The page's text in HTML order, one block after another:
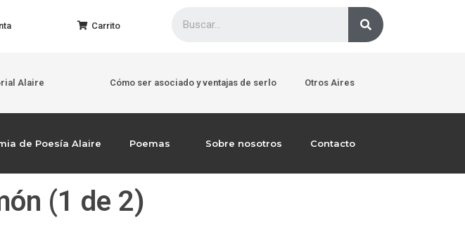
Carrito
Alaire Cómo ser asociado y ventajas de serlo Otros Aires
de Poesía Alaire Poemas Sobre nosotros Contacto
(1 de 2)